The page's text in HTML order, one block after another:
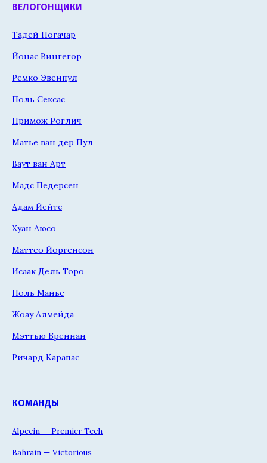
ВЕЛОГОНЩИКИ
Тадей Погачар
Йонас Вингегор
Ремко Эвенпул
Поль Сексас
Примож Роглич
Матье ван дер Пул
Ваут ван Арт
Мадс Педерсен
Адам Йейтс
Хуан Аюсо
Маттео Йоргенсон
Исаак Дель Торо
Поль Манье
Жоау Алмейда
Мэттью Бреннан
Ричард Карапас
КОМАНДЫ
Alpecin — Premier Tech
Bahrain — Victorious